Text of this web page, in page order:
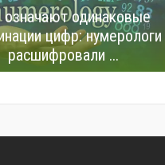
одинаковые
цифр: нумерологи
расшифровали ...